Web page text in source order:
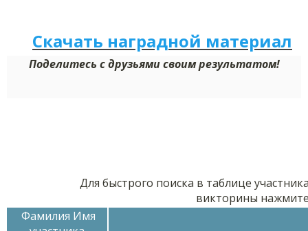
Скачать наградной материал
Поделитесь с друзьями своим результатом!
Для быстрого поиска в таблице
викторины
Фамилия Имя